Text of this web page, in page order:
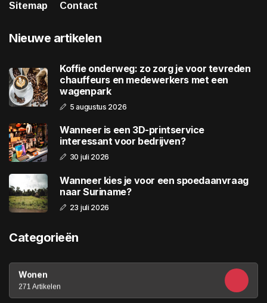
Sitemap
Contact
Nieuwe artikelen
Koffie onderweg: zo zorg je voor tevreden
chauffeurs en medewerkers met een
wagenpark
5 augustus 2026
Wanneer is een 3D-printservice
interessant voor bedrijven?
30 juli 2026
Wanneer kies je voor een spoedaanvraag
naar Suriname?
23 juli 2026
Categorieën
Wonen
271 Artikelen